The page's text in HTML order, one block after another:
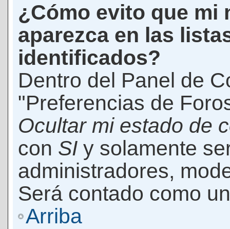
¿Cómo evito que mi
aparezca en las
identificados?
Dentro del Panel de
"Preferencias de
Ocultar mi estado de
con SI y solamente
administradores,
Será contado como
Arriba